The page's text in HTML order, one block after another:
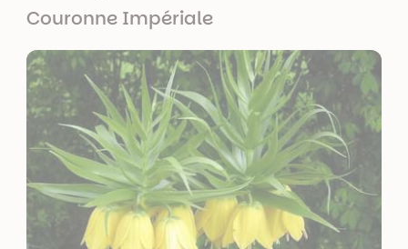
Couronne Impériale